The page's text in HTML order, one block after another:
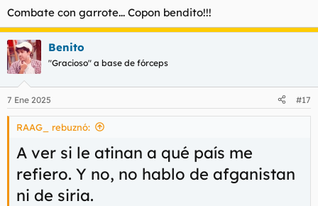
Combate con garrote... Copon bendito!!!
Benito
"Gracioso" a base de fórceps
7 Ene 2025 #17
RAAG_ rebuznó:
A ver si le atinan a qué país me
refiero. Y no, no hablo de afganistan
ni de siria.